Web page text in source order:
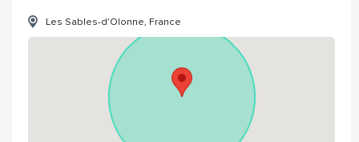
Les Sables-d'Olonne, France